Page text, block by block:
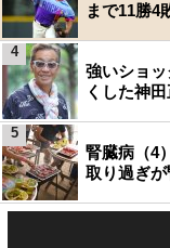
まで11勝4
強いショ
くした神
4
腎臓病（4
取り過ぎ
5